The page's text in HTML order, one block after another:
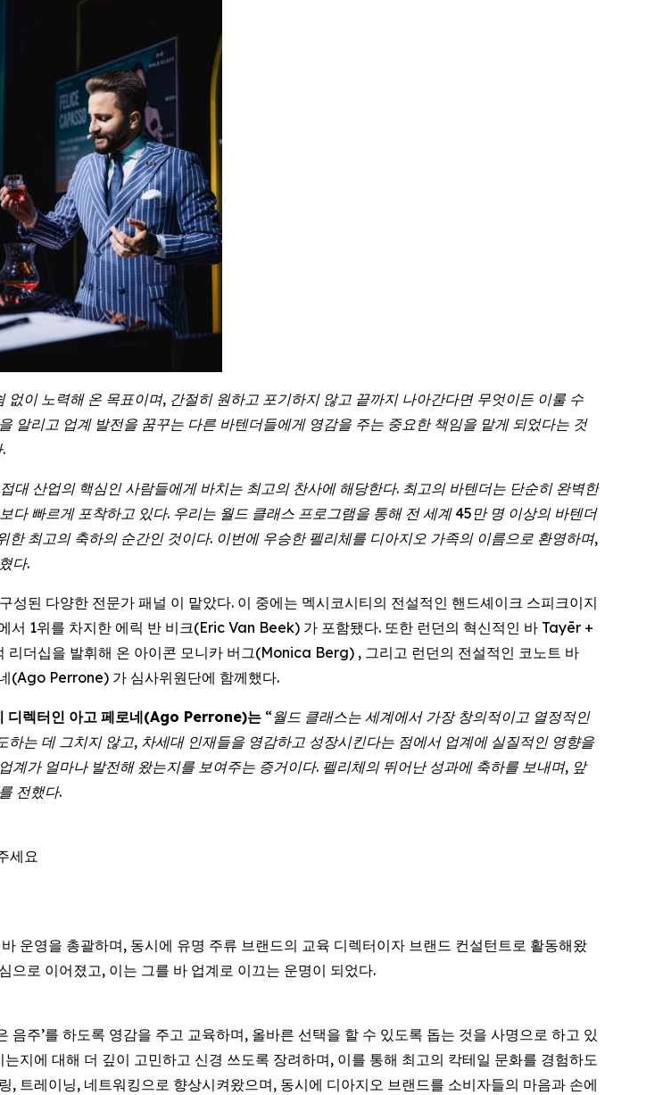
이 노력해 온 목표이며, 간절히 원하고 포기하지 않고 끝까지 나아간다면 무엇이든 이룰 수
알리고 업계 발전을 꿈꾸는 다른 바텐더들에게 영감을 주는 중요한 책임을 맡게 되었다는 것
대 산업의 핵심인 사람들에게 바치는 최고의 찬사에 해당한다. 최고의 바텐더는 단순히 완벽한
빠르게 포착하고 있다. 우리는 월드 클래스 프로그램을 통해 전 세계 45만 명 이상의 바텐더
최고의 축하의 순간인 것이다. 이번에 우승한 펠리체를 디아지오 가족의 이름으로 환영하며,
다.
된 다양한 전문가 패널 이 맡았다. 이 중에는 멕시코시티의 전설적인 핸드셰이크 스피크이지
1위를 차지한 에릭 반 비크(Eric Van Beek) 가 포함됐다. 또한 런던의 혁신적인 바 Tayēr +
리더십을 발휘해 온 아이콘 모니카 버그(Monica Berg) , 그리고 런던의 전설적인 코노트 바
(Ago Perrone) 가 심사위원단에 함께했다.
디렉터인 아고 페로네(Ago Perrone)는 “월드 클래스는 세계에서 가장 창의적이고 열정적인
하는 데 그치지 않고, 차세대 인재들을 영감하고 성장시킨다는 점에서 업계에 실질적인 영향을
업계가 얼마나 발전해 왔는지를 보여주는 증거이다. 펠리체의 뛰어난 성과에 축하를 보내며, 앞
전했다.
세요
운영을 총괄하며, 동시에 유명 주류 브랜드의 교육 디렉터이자 브랜드 컨설턴트로 활동해왔
으로 이어졌고, 이는 그를 바 업계로 이끄는 운명이 되었다.
주’를 하도록 영감을 주고 교육하며, 올바른 선택을 할 수 있도록 돕는 것을 사명으로 하고 있
지에 대해 더 깊이 고민하고 신경 쓰도록 장려하며, 이를 통해 최고의 칵테일 문화를 경험하도
트레이닝, 네트워킹으로 향상시켜왔으며, 동시에 디아지오 브랜드를 소비자들의 마음과 손에